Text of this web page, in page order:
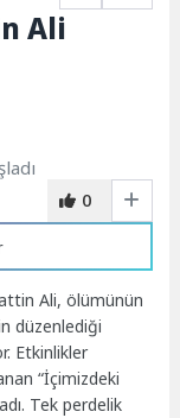
Ali
0
Ali, ölümünün
düzenlediği
Etkinlikler
“İçimizdeki
Tek perdelik